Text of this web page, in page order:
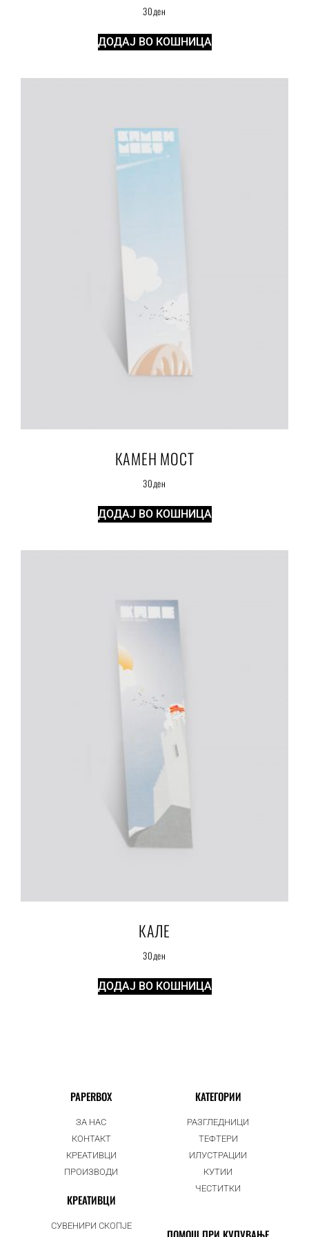
30ден
ДОДАЈ ВО КОШНИЦА
КАМЕН МОСТ
30ден
ДОДАЈ ВО КОШНИЦА
КАЛЕ
30ден
ДОДАЈ ВО КОШНИЦА
PAPERBOX
ЗА НАС
КОНТАКТ
КРЕАТИВЦИ
ПРОИЗВОДИ
КАТЕГОРИИ
РАЗГЛЕДНИЦИ
ТЕФТЕРИ
ИЛУСТРАЦИИ
КУТИИ
ЧЕСТИТКИ
КРЕАТИВЦИ
СУВЕНИРИ СКОПЈЕ